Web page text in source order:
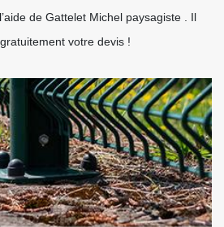
de Gattelet Michel paysagiste . Il
votre devis !